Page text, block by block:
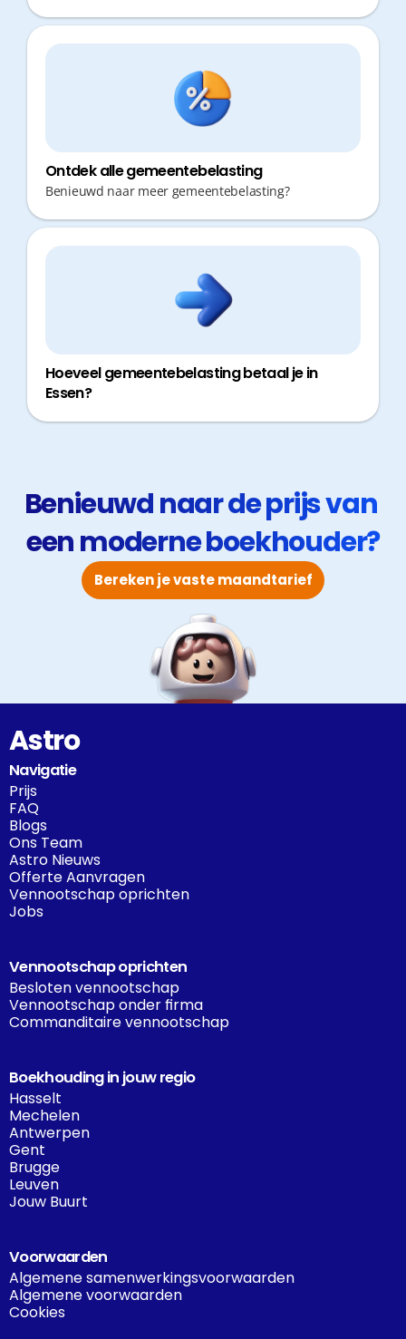
Ontdek alle gemeentebelasting
Benieuwd naar meer gemeentebelasting?
Hoeveel gemeentebelasting betaal je in
Essen?
Benieuwd naar de prijs van
een moderne boekhouder?
Bereken je vaste maandtarief
Astro
Navigatie
Prijs
FAQ
Blogs
Ons Team
Astro Nieuws
Offerte Aanvragen
Vennootschap oprichten
Jobs
Vennootschap oprichten
Besloten vennootschap
Vennootschap onder firma
Commanditaire vennootschap
Boekhouding in jouw regio
Hasselt
Mechelen
Antwerpen
Gent
Brugge
Leuven
Jouw Buurt
Voorwaarden
Algemene samenwerkingsvoorwaarden
Algemene voorwaarden
Cookies